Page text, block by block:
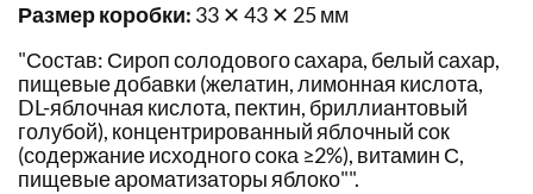
Размер коробки: 33 ✕ 43 ✕ 25 мм
"Состав: Сироп солодового сахара, белый сахар,
пищевые добавки (желатин, лимонная кислота,
DL-яблочная кислота, пектин, бриллиантовый
голубой), концентрированный яблочный сок
(содержание исходного сока ≥2%), витамин С,
пищевые ароматизаторы яблоко"".